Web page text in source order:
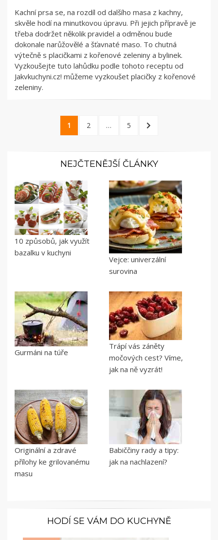
Kachní prsa se, na rozdíl od dalšího masa z kachny,
skvěle hodí na minutkovou úpravu. Při jejich přípravě je
třeba dodržet několik pravidel a odměnou bude
dokonale narůžovělé a šťavnaté maso. To chutná
výtečně s placičkami z kořenové zeleniny a bylinek.
Vyzkoušejte tuto lahůdku podle tohoto receptu od
Jakvkuchyni.cz! můžeme vyzkoušet placičky z kořenové
zeleniny.
1 2 … 5
NEJČTENĚJŠÍ ČLÁNKY
10 způsobů, jak využít
bazalku v kuchyni
Vejce: univerzální
surovina
Gurmáni na túře
Trápí vás záněty
močových cest? Víme,
jak na ně vyzrát!
Originální a zdravé
přílohy ke grilovanému
masu
Babiččiny rady a tipy:
jak na nachlazení?
HODÍ SE VÁM DO KUCHYNĚ